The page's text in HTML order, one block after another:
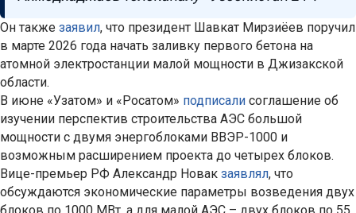
Он также заявил, что президент Шавкат Мирзиёев поручил
в марте 2026 года начать заливку первого бетона на
атомной электростанции малой мощности в Джизакской
области.
В июне «Узатом» и «Росатом» подписали соглашение об
изучении перспектив строительства АЭС большой
мощности с двумя энергоблоками ВВЭР-1000 и
возможным расширением проекта до четырех блоков.
Вице-премьер РФ Александр Новак заявлял, что
обсуждаются экономические параметры возведения двух